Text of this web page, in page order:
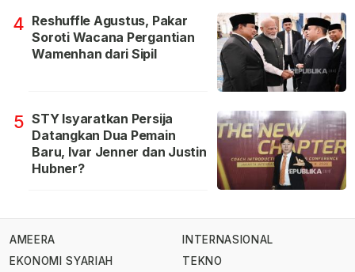
4 Reshuffle Agustus, Pakar
Soroti Wacana Pergantian
Wamenhan dari Sipil
5 STY Isyaratkan Persija
Datangkan Dua Pemain
Baru, Ivar Jenner dan Justin
Hubner?
AMEERA
EKONOMI SYARIAH
INTERNASIONAL
TEKNO